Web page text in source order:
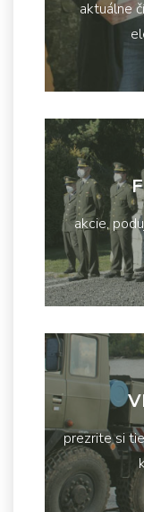
aktuálne
akcie,
prezrite si